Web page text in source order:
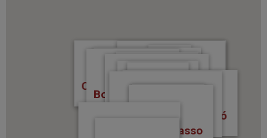
Bodega la viña
Pintura Calabuig
Fon Moble
Soriano Low cost
Instal. Gasso
Ceramicas Hnos. Fenollar
Suministres Sarrió
Fusteria R. Fayos
Font. Martín